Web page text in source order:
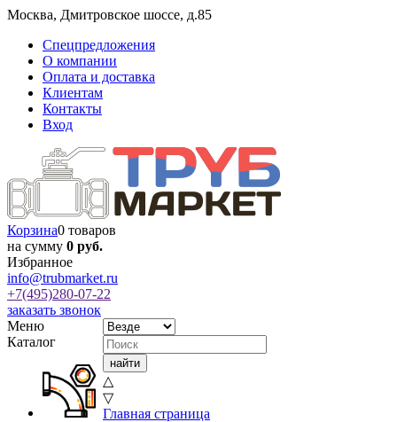
Москва, Дмитровское шоссе, д.85
Спецпредложения
О компании
Оплата и доставка
Клиентам
Контакты
Вход
Корзина0 товаров
на сумму 0 руб.
Избранное
info@trubmarket.ru
+7(495)280-07-22
заказать звонок
Меню
Каталог
△
▽
Главная страница